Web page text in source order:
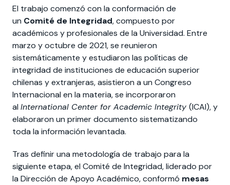
El trabajo comenzó con la conformación de
un Comité de Integridad, compuesto por
académicos y profesionales de la Universidad. Entre
marzo y octubre de 2021, se reunieron
sistemáticamente y estudiaron las políticas de
integridad de instituciones de educación superior
chilenas y extranjeras, asistieron a un Congreso
Internacional en la materia, se incorporaron
al International Center for Academic Integrity (ICAI), y
elaboraron un primer documento sistematizando
toda la información levantada.
Tras definir una metodología de trabajo para la
siguiente etapa, el Comité de Integridad, liderado por
la Dirección de Apoyo Académico, conformó mesas